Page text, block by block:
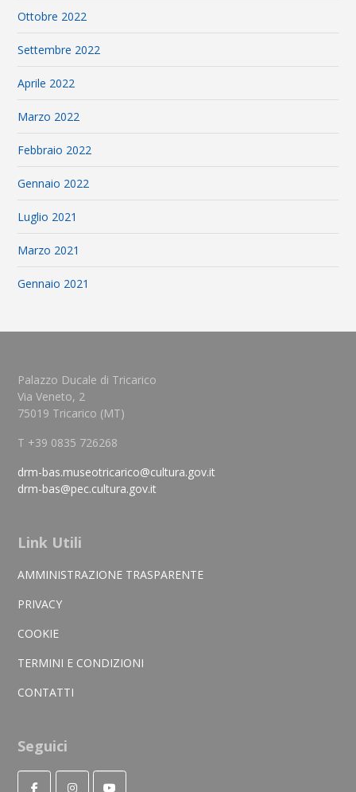
Ottobre 2022
Settembre 2022
Aprile 2022
Marzo 2022
Febbraio 2022
Gennaio 2022
Luglio 2021
Marzo 2021
Gennaio 2021
Palazzo Ducale di Tricarico
Via Veneto, 2
75019 Tricarico (MT)
T +39 0835 726268
drm-bas.museotricarico@cultura.gov.it
drm-bas@pec.cultura.gov.it
Link Utili
AMMINISTRAZIONE TRASPARENTE
PRIVACY
COOKIE
TERMINI E CONDIZIONI
CONTATTI
Seguici